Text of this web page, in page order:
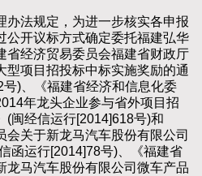
法规定，为进一步核实各申报
公开议标方式确定委托福建弘华
省经济贸易委员会福建省财政厅
型项目招投标中标实施奖励的通
)、《福建省经济和信息化委
年龙头企业参与省外项目招
(闽经信运行[2014]618号)和
会关于新龙马汽车股份有限公司
函运行[2014]78号)、《福建省
龙马汽车股份有限公司微车产品